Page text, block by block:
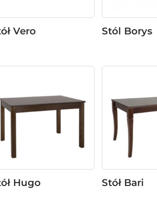
Vero Stól Borys
Hugo Stół Bari